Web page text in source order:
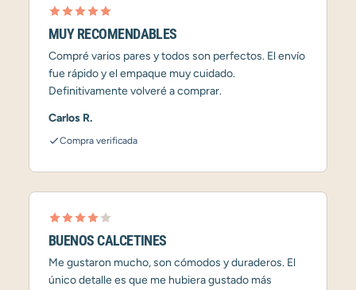
MUY RECOMENDABLES
Compré varios pares y todos son perfectos. El envío
fue rápido y el empaque muy cuidado.
Definitivamente volveré a comprar.
Carlos R.
Compra verificada
BUENOS CALCETINES
Me gustaron mucho, son cómodos y duraderos. El
único detalle es que me hubiera gustado más